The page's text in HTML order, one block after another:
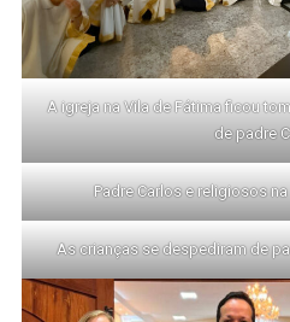
A igreja na Vila de Fátima ficou
de padre
Padre Carlos e religiosos
As crianças se despediram de